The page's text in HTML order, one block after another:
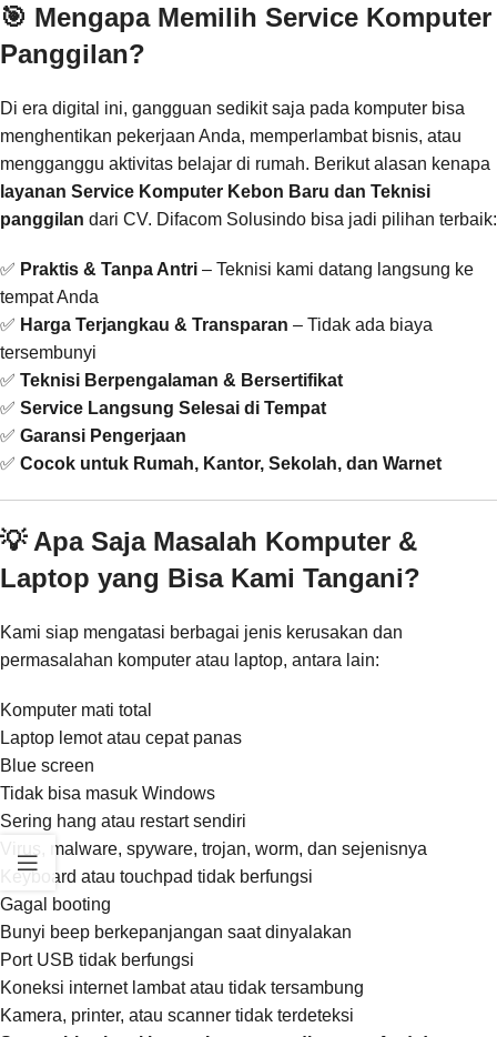
🎯 Mengapa Memilih Service Komputer
Panggilan?
Di era digital ini, gangguan sedikit saja pada komputer bisa
menghentikan pekerjaan Anda, memperlambat bisnis, atau
mengganggu aktivitas belajar di rumah. Berikut alasan kenapa
layanan Service Komputer Kebon Baru dan Teknisi
panggilan dari CV. Difacom Solusindo bisa jadi pilihan terbaik:
✅ Praktis & Tanpa Antri – Teknisi kami datang langsung ke
tempat Anda
✅ Harga Terjangkau & Transparan – Tidak ada biaya
tersembunyi
✅ Teknisi Berpengalaman & Bersertifikat
✅ Service Langsung Selesai di Tempat
✅ Garansi Pengerjaan
✅ Cocok untuk Rumah, Kantor, Sekolah, dan Warnet
💡 Apa Saja Masalah Komputer &
Laptop yang Bisa Kami Tangani?
Kami siap mengatasi berbagai jenis kerusakan dan
permasalahan komputer atau laptop, antara lain:
Komputer mati total
Laptop lemot atau cepat panas
Blue screen
Tidak bisa masuk Windows
Sering hang atau restart sendiri
Virus, malware, spyware, trojan, worm, dan sejenisnya
Keyboard atau touchpad tidak berfungsi
Gagal booting
Bunyi beep berkepanjangan saat dinyalakan
Port USB tidak berfungsi
Koneksi internet lambat atau tidak tersambung
Kamera, printer, atau scanner tidak terdeteksi